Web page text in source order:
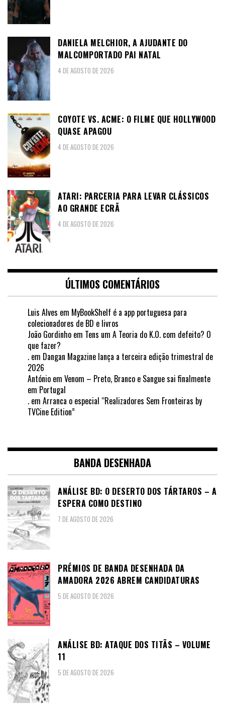
DANIELA MELCHIOR, A AJUDANTE DO
MALCOMPORTADO PAI NATAL
4 DE AGOSTO DE 2026
COYOTE VS. ACME: O FILME QUE HOLLYWOOD
QUASE APAGOU
4 DE AGOSTO DE 2026
ATARI: PARCERIA PARA LEVAR CLÁSSICOS
AO GRANDE ECRÃ
4 DE AGOSTO DE 2026
ÚLTIMOS COMENTÁRIOS
Luis Alves em MyBookShelf é a app portuguesa para
colecionadores de BD e livros
João Gordinho em Tens um A Teoria do K.O. com defeito? O
que fazer?
. em Dangan Magazine lança a terceira edição trimestral de
2026
António em Venom – Preto, Branco e Sangue sai finalmente
em Portugal
. em Arranca o especial “Realizadores Sem Fronteiras by
TVCine Edition”
BANDA DESENHADA
ANÁLISE BD: O DESERTO DOS TÁRTAROS – A
ESPERA COMO DESTINO
7 DE AGOSTO DE 2026
PRÉMIOS DE BANDA DESENHADA DA
AMADORA 2026 ABREM CANDIDATURAS
5 DE AGOSTO DE 2026
ANÁLISE BD: ATAQUE DOS TITÃS – VOLUME
11
5 DE AGOSTO DE 2026